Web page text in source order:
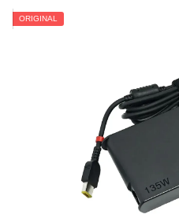
ORIGINAL